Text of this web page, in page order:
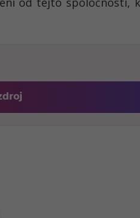
sa otvorí v novom okne